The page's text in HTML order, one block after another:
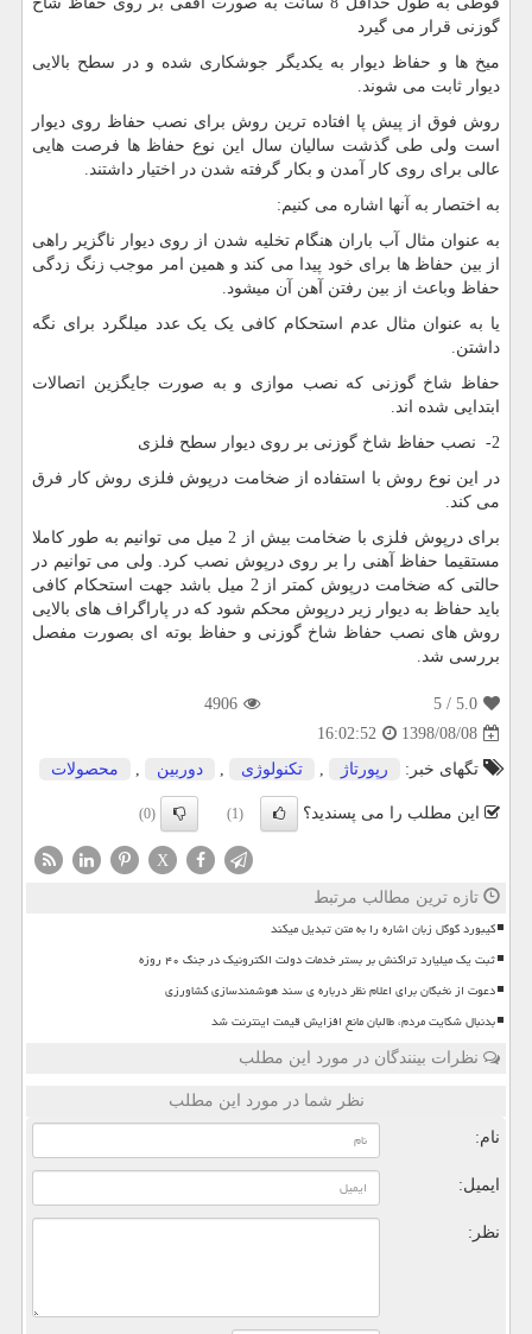
گوزنی قرار می گیرد
میخ ها و حفاظ دیوار به یکدیگر جوشکاری شده و در سطح بالایی
دیوار ثابت می شوند.
روش فوق از پیش پا افتاده ترین روش برای نصب حفاظ روی دیوار
است ولی طی گذشت سالیان سال این نوع حفاظ ها فرصت هایی
عالی برای روی کار آمدن و بکار گرفته شدن در اختیار داشتند.
به اختصار به آنها اشاره می کنیم :
به عنوان مثال آب باران هنگام تخلیه شدن از روی دیوار ناگزیر راهی
از بین حفاظ ها برای خود پیدا می کند و همین امر موجب زنگ زدگی
حفاظ وباعث از بین رفتن آهن آن میشود.
یا به عنوان مثال عدم استحکام کافی یک یک عدد میلگرد برای نگه
داشتن.
حفاظ شاخ گوزنی که نصب موازی و به صورت جایگزین اتصالات
ابتدایی شده اند.
2- نصب حفاظ شاخ گوزنی بر روی دیوار سطح فلزی
در این نوع روش با استفاده از ضخامت درپوش فلزی روش کار فرق
می کند.
برای درپوش فلزی با ضخامت بیش از 2 میل می توانیم به طور کاملا
مستقیما حفاظ آهنی را بر روی درپوش نصب کرد. ولی می توانیم در
حالتی که ضخامت درپوش کمتر از 2 میل باشد جهت استحکام کافی
باید حفاظ به دیوار زیر درپوش محکم شود که در پاراگراف های بالایی
روش های نصب حفاظ شاخ گوزنی و حفاظ بوته ای بصورت مفصل
بررسی شد.
5.0
/ 5
4906
1398/08/08
16:02:52
تگهای خبر:
رپورتاژ , تكنولوژی , دوربین , محصولات
این مطلب را می پسندید؟ (1)
(0)
X
تازه ترین مطالب مرتبط
کیبورد گوگل زبان اشاره را به متن تبدیل میکند
ثبت یک میلیارد تراکنش بر بستر خدمات دولت الکترونیک در جنگ ۴۰ روزه
دعوت از نخبگان برای اعلام نظر درباره ی سند هوشمندسازی کشاورزی
بدنبال شکایت مردم، طالبان مانع افزایش قیمت اینترنت شد
نظرات بینندگان در مورد این مطلب
نظر شما در مورد این مطلب
نام:
ایمیل:
نظر: